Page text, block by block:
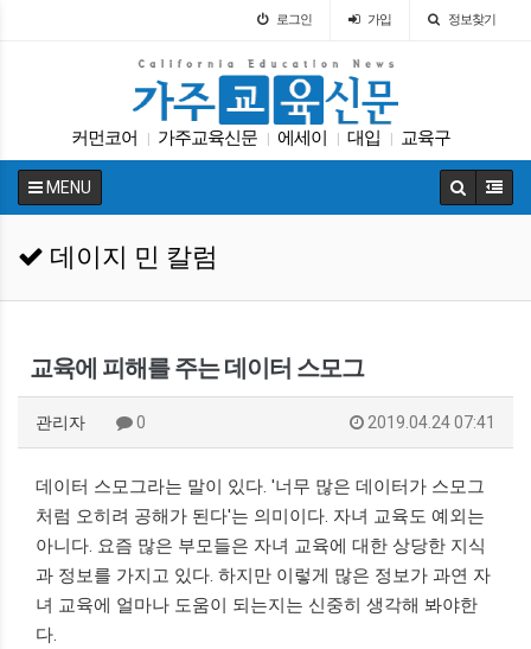
로그인 가입 정보찾기
커먼코어 가주교육신문 에세이 대입 교육구
팝사 다카 UC 대학원 ACT
MENU
데이지 민 칼럼
교육에 피해를 주는 데이터 스모그
관리자 0 2019.04.24 07:41
데이터 스모그라는 말이 있다. '너무 많은 데이터가 스모그
처럼 오히려 공해가 된다'는 의미이다. 자녀 교육도 예외는
아니다. 요즘 많은 부모들은 자녀 교육에 대한 상당한 지식
과 정보를 가지고 있다. 하지만 이렇게 많은 정보가 과연 자
녀 교육에 얼마나 도움이 되는지는 신중히 생각해 봐야한
다.